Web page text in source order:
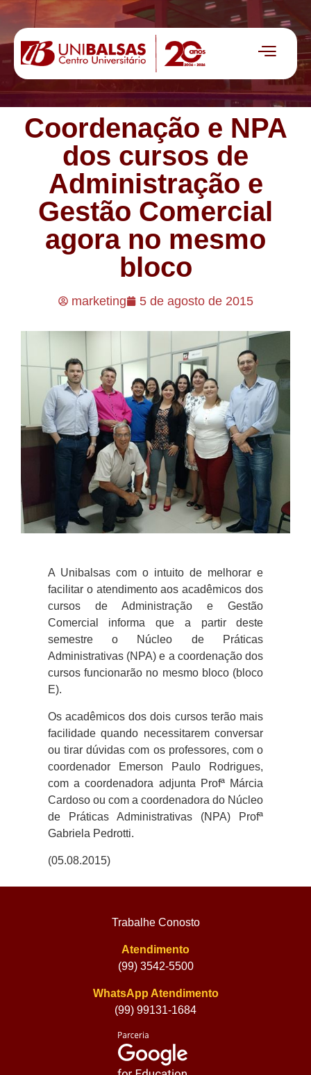
Coordenação e NPA
dos cursos de
Administração e
Gestão Comercial
agora no mesmo
bloco
marketing 5 de agosto de 2015
A Unibalsas com o intuito de melhorar e
facilitar o atendimento aos acadêmicos dos
cursos de Administração e Gestão
Comercial informa que a partir deste
semestre o Núcleo de Práticas
Administrativas (NPA) e a coordenação dos
cursos funcionarão no mesmo bloco (bloco
E).
Os acadêmicos dos dois cursos terão mais
facilidade quando necessitarem conversar
ou tirar dúvidas com os professores, com o
coordenador Emerson Paulo Rodrigues,
com a coordenadora adjunta Profª Márcia
Cardoso ou com a coordenadora do Núcleo
de Práticas Administrativas (NPA) Profª
Gabriela Pedrotti.
(05.08.2015)
Trabalhe Conosto
Atendimento
(99) 3542-5500
WhatsApp Atendimento
(99) 99131-1684